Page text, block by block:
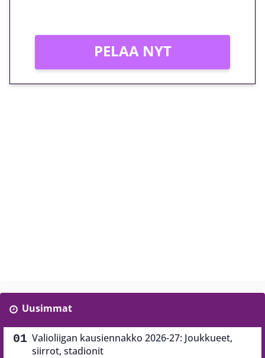
PELAA NYT
Uusimmat
Valioliigan kausiennakko 2026-27: Joukkueet,
siirrot, stadionit